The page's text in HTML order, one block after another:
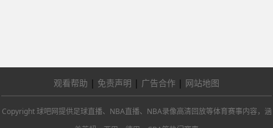
观看帮助 | 免责声明 | 广告合作 | 网站地图
Copyright 球吧网提供足球直播、NBA直播、NBA录像高清回放等体育赛事内容，涵